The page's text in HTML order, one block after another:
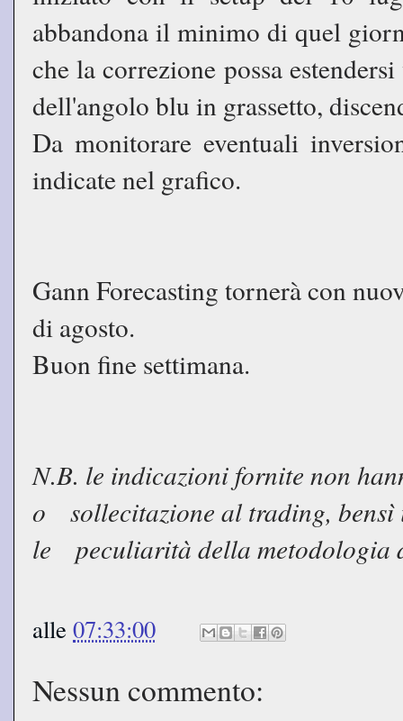
abbandona il minimo di quel
che la correzione possa
dell'angolo blu in grassetto,
Da monitorare eventuali
indicate nel grafico.
Gann Forecasting tornerà con
di agosto.
Buon fine settimana.
N.B. le indicazioni fornite non
o sollecitazione al trading,
le peculiarità della metodologia
alle 07:33:00
Nessun commento: